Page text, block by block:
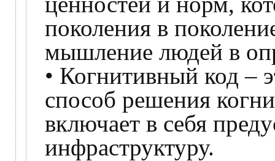
поколения в
мышление людей в
• Когнитивный код –
способ решения
включает в себя
инфраструктуру.